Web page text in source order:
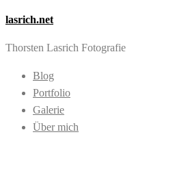
lasrich.net
Thorsten Lasrich Fotografie
Blog
Portfolio
Galerie
Über mich